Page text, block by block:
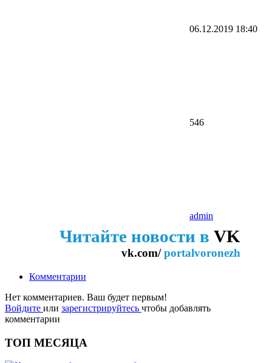
06.12.2019 18:40
546
admin
Читайте новости в VK
vk.com/portalvoronezh
Комментарии
Нет комментариев. Ваш будет первым!
Войдите или зарегистрируйтесь чтобы добавлять
комментарии
ТОП МЕСЯЦА